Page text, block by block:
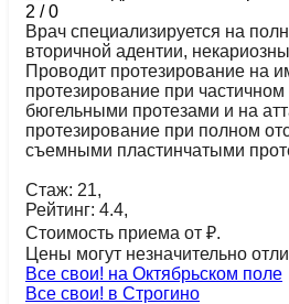
2 /0
Врач специализируется на
вторичной адентии,
Проводит протезирование на
протезирование при частичном
бюгельными протезами и на
протезирование при полном
съемными пластинчатыми
Стаж: 21,
Рейтинг: 4.4,
Стоимость приема от ₽.
Цены могут незначительно
Все свои! на Октябрьском поле
Все свои! в Строгино